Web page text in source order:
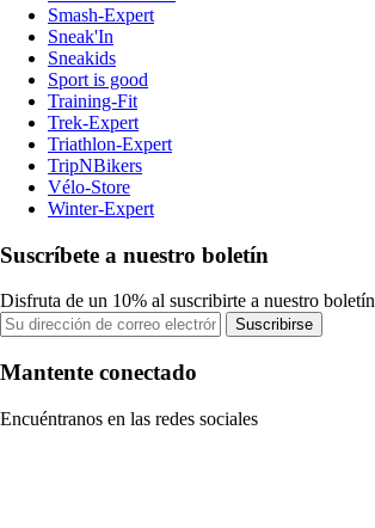
Smash-Expert
Sneak'In
Sneakids
Sport is good
Training-Fit
Trek-Expert
Triathlon-Expert
TripNBikers
Vélo-Store
Winter-Expert
Suscríbete a nuestro boletín
Disfruta de un 10% al suscribirte a nuestro boletín
Suscribirse
Mantente conectado
Encuéntranos en las redes sociales